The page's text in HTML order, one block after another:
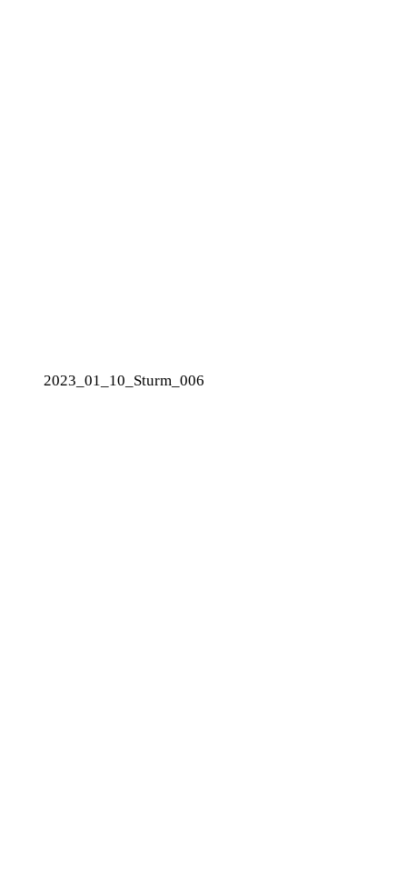
2023_01_10_Sturm_006